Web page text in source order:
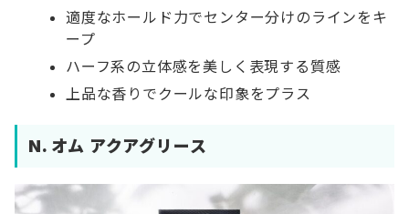
適度なホールド力でセンター分けのラインをキ
ープ
ハーフ系の立体感を美しく表現する質感
上品な香りでクールな印象をプラス
N. オム アクアグリース